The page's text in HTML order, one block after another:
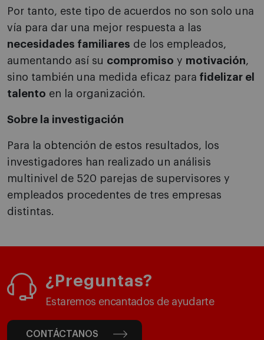
Por tanto, este tipo de acuerdos no son solo una
vía para dar una mejor respuesta a las
necesidades familiares de los empleados,
aumentando así su compromiso y motivación,
sino también una medida eficaz para fidelizar el
talento en la organización.
Sobre la investigación
Para la obtención de estos resultados, los
investigadores han realizado un análisis
multinivel de 520 parejas de supervisores y
empleados procedentes de tres empresas
distintas.
¿Preguntas?
Estaremos encantados de ayudarte
CONTÁCTANOS